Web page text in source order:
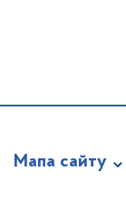
Мапа сайту